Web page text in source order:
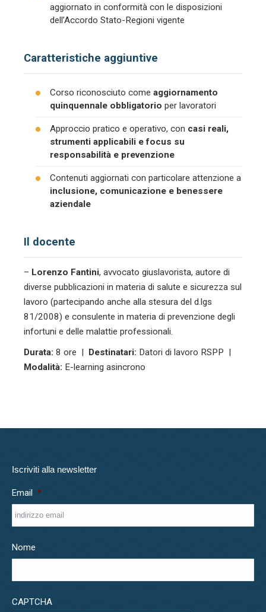
aggiornato in conformità con le disposizioni
dell’Accordo Stato-Regioni vigente
Caratteristiche aggiuntive
Corso riconosciuto come aggiornamento
quinquennale obbligatorio per lavoratori
Approccio pratico e operativo, con casi reali,
strumenti applicabili e focus su
responsabilità e prevenzione
Contenuti aggiornati con particolare attenzione a
inclusione, comunicazione e benessere
aziendale
Il docente
– Lorenzo Fantini, avvocato giuslavorista, autore di
diverse pubblicazioni in materia di salute e sicurezza sul
lavoro (partecipando anche alla stesura del d.lgs
81/2008) e consulente in materia di prevenzione degli
infortuni e delle malattie professionali.
Durata: 8 ore | Destinatari: Datori di lavoro RSPP |
Modalità: E-learning asincrono
Iscriviti alla newsletter
Email *
Nome
CAPTCHA